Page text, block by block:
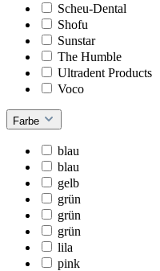
Scheu-Dental
Shofu
Sunstar
The Humble
Ultradent Products
Voco
Farbe
blau
blau
gelb
grün
grün
grün
lila
pink